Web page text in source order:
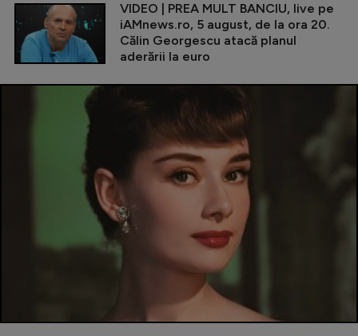
VIDEO | PREA MULT BANCIU, live pe
iAMnews.ro, 5 august, de la ora 20.
Călin Georgescu atacă planul
aderării la euro